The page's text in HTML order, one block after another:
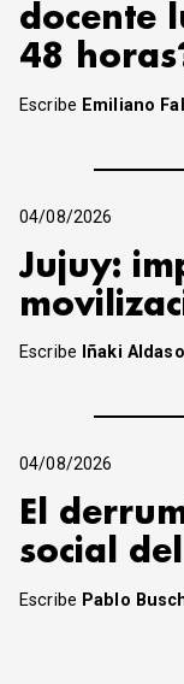
docente
48
Escribe Emiliano
04/08/2026
Jujuy:
Escribe Iñaki
04/08/2026
El
social
Escribe Pablo